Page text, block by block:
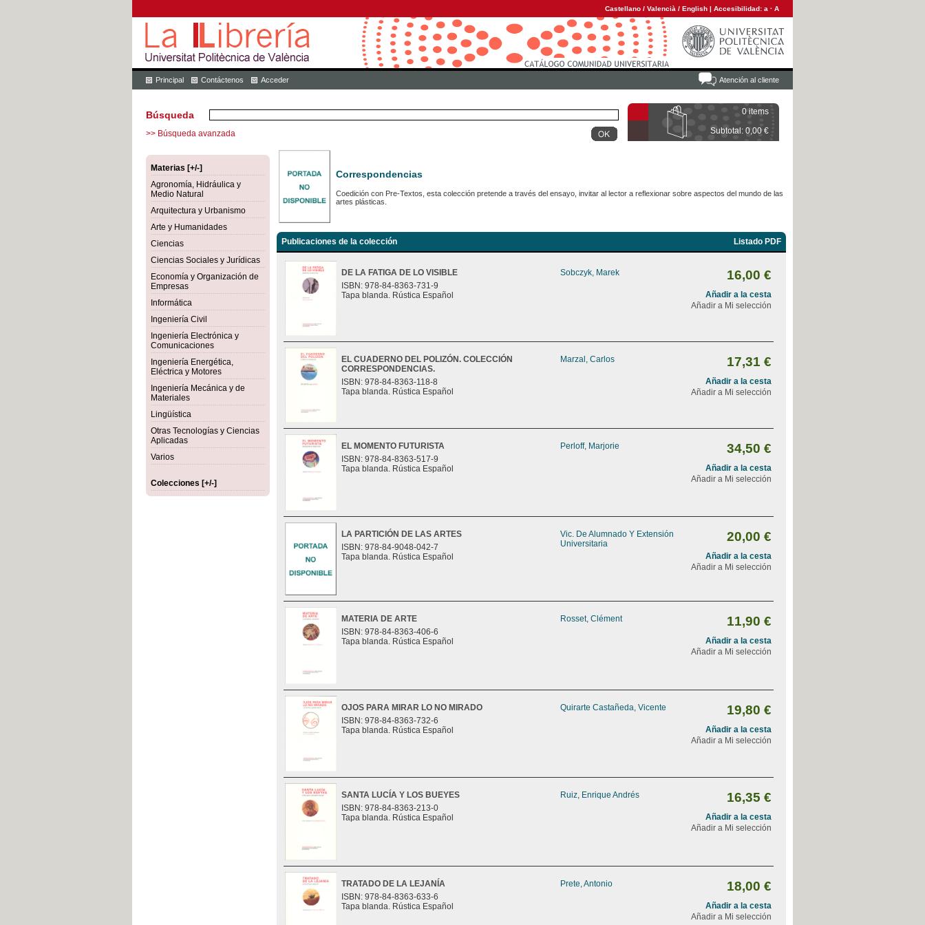
Castellano / Valencià / English | Accesibilidad: a · A
Atención al cliente
Principal Contáctenos Acceder
0 items
Subtotal: 0,00 €
Búsqueda
>> Búsqueda avanzada
Materias [+/-]
Agronomía, Hidráulica y
Medio Natural
Arquitectura y Urbanismo
Arte y Humanidades
Ciencias
Ciencias Sociales y Jurídicas
Economía y Organización de
Empresas
Informática
Ingeniería Civil
Ingeniería Electrónica y
Comunicaciones
Ingeniería Energética,
Eléctrica y Motores
Ingeniería Mecánica y de
Materiales
Lingüística
Otras Tecnologías y Ciencias
Aplicadas
Varios
Colecciones [+/-]
Correspondencias
Coedición con Pre-Textos, esta colección pretende a través del ensayo, invitar al lector a reflexionar sobre aspectos del mundo de las
artes plásticas.
Publicaciones de la colección Listado PDF
DE LA FATIGA DE LO VISIBLE
ISBN: 978-84-8363-731-9
Tapa blanda. Rústica Español
Sobczyk, Marek 16,00 €
Añadir a la cesta
Añadir a Mi selección
EL CUADERNO DEL POLIZÓN. COLECCIÓN
CORRESPONDENCIAS.
ISBN: 978-84-8363-118-8
Tapa blanda. Rústica Español
Marzal, Carlos 17,31 €
Añadir a la cesta
Añadir a Mi selección
EL MOMENTO FUTURISTA
ISBN: 978-84-8363-517-9
Tapa blanda. Rústica Español
Perloff, Marjorie 34,50 €
Añadir a la cesta
Añadir a Mi selección
LA PARTICIÓN DE LAS ARTES
ISBN: 978-84-9048-042-7
Tapa blanda. Rústica Español
Vic. De Alumnado Y Extensión
Universitaria
20,00 €
Añadir a la cesta
Añadir a Mi selección
MATERIA DE ARTE
ISBN: 978-84-8363-406-6
Tapa blanda. Rústica Español
Rosset, Clément 11,90 €
Añadir a la cesta
Añadir a Mi selección
OJOS PARA MIRAR LO NO MIRADO
ISBN: 978-84-8363-732-6
Tapa blanda. Rústica Español
Quirarte Castañeda, Vicente 19,80 €
Añadir a la cesta
Añadir a Mi selección
SANTA LUCÍA Y LOS BUEYES
ISBN: 978-84-8363-213-0
Tapa blanda. Rústica Español
Ruiz, Enrique Andrés 16,35 €
Añadir a la cesta
Añadir a Mi selección
TRATADO DE LA LEJANÍA
ISBN: 978-84-8363-633-6
Tapa blanda. Rústica Español
Prete, Antonio 18,00 €
Añadir a la cesta
Añadir a Mi selección